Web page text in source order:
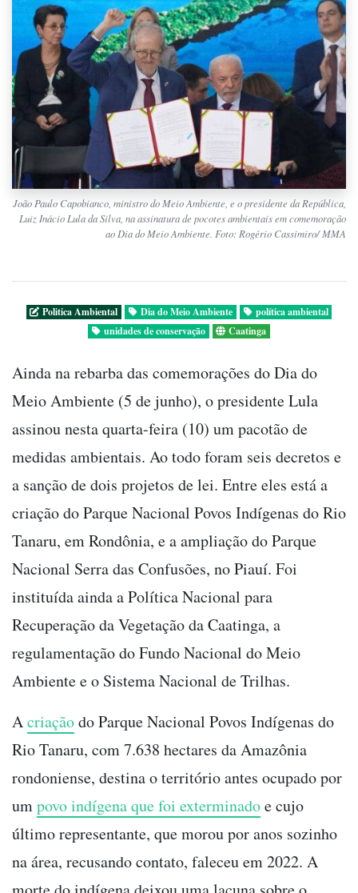
João Paulo Capobianco, ministro do Meio Ambiente, e o presidente da República,
Luiz Inácio Lula da Silva, na assinatura de pocotes ambientais em comemoração
ao Dia do Meio Ambiente. Foto: Rogério Cassimiro/ MMA
Politica Ambiental Dia do Meio Ambiente
política ambiental
unidades de conservação
Caatinga
Ainda na rebarba das comemorações do Dia do
Meio Ambiente (5 de junho), o presidente Lula
assinou nesta quarta-feira (10) um pacotão de
medidas ambientais. Ao todo foram seis decretos e
a sanção de dois projetos de lei. Entre eles está a
criação do Parque Nacional Povos Indígenas do Rio
Tanaru, em Rondônia, e a ampliação do Parque
Nacional Serra das Confusões, no Piauí. Foi
instituída ainda a Política Nacional para
Recuperação da Vegetação da Caatinga, a
regulamentação do Fundo Nacional do Meio
Ambiente e o Sistema Nacional de Trilhas.
Acriaçãodo Parque Nacional Povos Indígenas do
Rio Tanaru, com 7.638 hectares da Amazônia
rondoniense, destina o território antes ocupado por
umpovo indígena que foi exterminadoe cujo
último representante, que morou por anos sozinho
na área, recusando contato, faleceu em 2022. A